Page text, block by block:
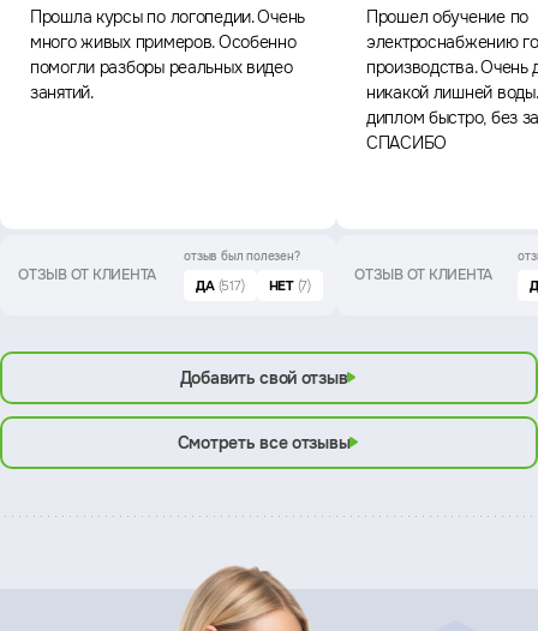
Прошла курсы по логопедии. Очень
много живых примеров. Особенно
помогли разборы реальных видео
занятий.
ОТЗЫВ ОТ КЛИЕНТА
отзыв был полезен?
ДА (517) НЕТ (7)
Прошел обучение по
электроснабжению
производства. Очень
никакой лишней
диплом быстро, без
СПАСИБО
ОТЗЫВ ОТ КЛИЕНТА
Добавить свой отзыв
Смотреть все отзывы